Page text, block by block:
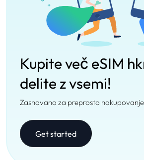
Kupite več eSIM
delite z vsemi!
Zasnovano za preprosto nakupovanje
Get started